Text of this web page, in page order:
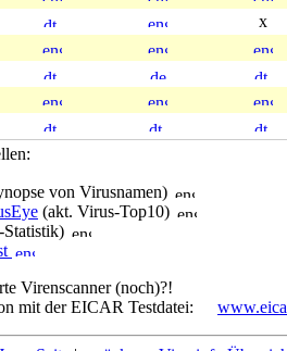
x
von Virusnamen)
(akt. Virus-Top10)
Virenscanner (noch)?!
mit der EICAR Testdatei: